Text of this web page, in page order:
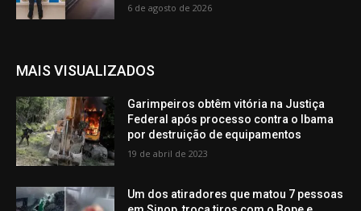
6 de agosto de 2026
MAIS VISUALIZADOS
Garimpeiros obtêm vitória na Justiça
Federal após processo contra o Ibama
por destruição de equipamentos
19 de abril de 2023
Um dos atiradores que matou 7 pessoas